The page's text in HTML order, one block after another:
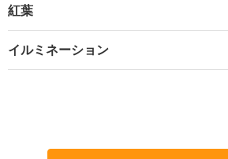
紅葉
イルミネーション